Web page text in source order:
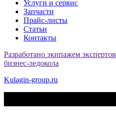
Услуги и сервис
Запчасти
Прайс-листы
Статьи
Контакты
Разработано экипажем экспертов
бизнес-ледокола
Kulagin-group.ru